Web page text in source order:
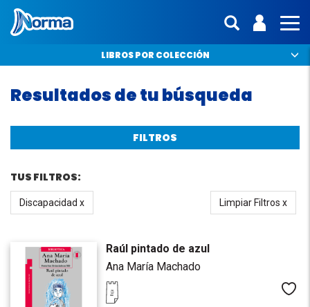
ENTRA |
LIBROS POR COLECCIÓN
Resultados de tu búsqueda
FILTROS
TUS FILTROS:
Discapacidad x Limpiar Filtros x
Raúl pintado de azul
Ana María Machado